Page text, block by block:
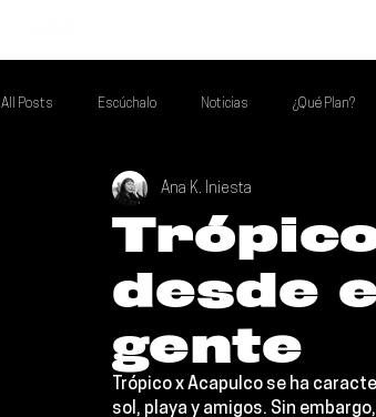
All Posts Escúchalo Noticias ¿Qué Plan?
Si Te Gusta... Te Recomendamos A...
Poder Latino Que Descubrir Mejores de la Semana
desde
gente
Ana K. Iniesta
Trópico x Acapulco se ha
sol, playa y amigos. Sin